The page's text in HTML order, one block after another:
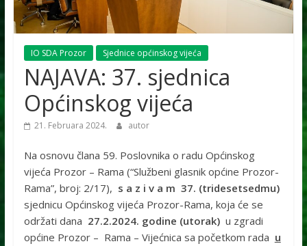
IO SDA Prozor Sjednice općinskog vijeća
NAJAVA: 37. sjednica
Općinskog vijeća
21. Februara 2024. autor
Na osnovu člana 59. Poslovnika o radu Općinskog
vijeća Prozor – Rama (“Službeni glasnik općine Prozor-
Rama”, broj: 2/17), s a z i v a m 37. (tridesetsedmu)
sjednicu Općinskog vijeća Prozor-Rama, koja će se
održati dana 27.2.2024. godine (utorak) u zgradi
općine Prozor – Rama – Vijećnica sa početkom rada u